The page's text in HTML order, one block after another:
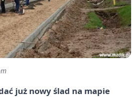
już nowy ślad na mapie